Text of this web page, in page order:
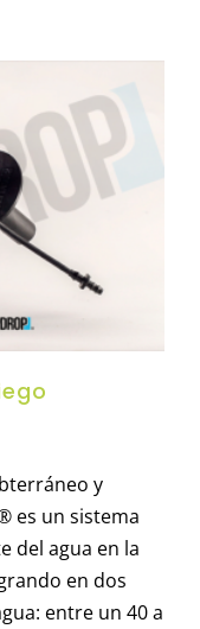
y
es un sistema
del agua en la
en dos
entre un 40 a